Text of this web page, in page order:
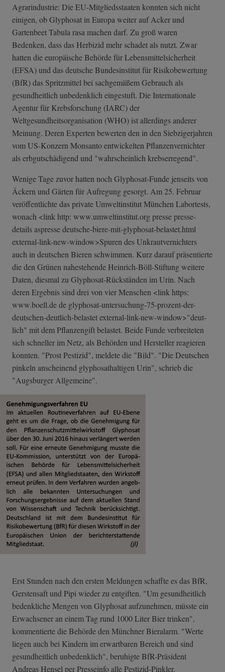
Agrarindustrie: Die EU-Mitgliedsstaaten konnten sich nicht
einigen, ob Glyphosat in Europa weiter auf Acker und
Gartenbeet Tabula rasa machen darf. Zu groß waren
Bedenken, dass das Herbizid mehr schadet als nutzt. Zwar
hatten die europäische Behörde für Lebensmittelsicherheit
(EFSA) und das deutsche Bundesinstitut für Risikobewertung
(BfR) das Spritzmittel bei sachgemäßem Gebrauch als
gesundheitlich unbedenklich eingestuft. Die Internationale
Agentur für Krebsforschung (IARC) der
Weltgesundheitsorganisation (WHO) ist allerdings anderer
Meinung. Deren Experten bewerten den in den Siebzigerjahren
vom US-Konzern Monsanto entwickelten Pflanzenvernichter
als erbgutschädigend und "wahrscheinlich krebserregend".
Wenige Tage zuvor hatten noch Glyphosat-Funde jenseits von
Äckern und Gärten für Aufregung gesorgt. Am 25. Februar
veröffentlichte das private Umweltinstitut München Labortests,
wonach <link http: www.umweltinstitut.org presse presse-
details aspresse deutsche-biere-­mit-glyphosat-b­elastet.html
external-link-n­ew-window>Spure­n des Unkrautvernichters
auch in deutschen Bieren schwimmen. Kurz darauf präsentierte
die den Grünen nahestehende Heinrich-Böll-Stiftung weitere
Daten, diesmal zu Glyphosat-Rückständen im Urin. Nach
deren Ergebnis sind drei von vier Menschen <link https:
www.boell.de de glyphosat-unter­suchung-75-proz­ent-der-
deutsch­en-deutlich-bel­astet external-link-n­ew-window>"deut­
lich" mit dem Pflanzengift belastet. Beide Funde verbreiteten
sich schneller im Netz, als Behörden und Hersteller reagieren
konnten. "Prost Pestizid", meldete die "Bild". "Die Deutschen
pinkeln anscheinend glyphosathaltigen Urin", schrieb die
"Augsburger Allgemeine".
Erst Stunden nach den ersten Meldungen schaffte es das BfR,
Gerstensaft und Pipi wieder zu entgiften. "Um gesundheitlich
bedenkliche Mengen von Glyphosat aufzunehmen, müsste ein
Erwachsener an einem Tag rund 1000 Liter Bier trinken",
kommentierte die Behörde den Münchner Bieralarm. "Werte
liegen auch bei Kindern im erwartbaren Bereich und sind
gesundheitlich unbedenklich", beruhigte BfR-Präsident
Andreas Hensel per Presseinfo alle Pestizid-Pinkler.